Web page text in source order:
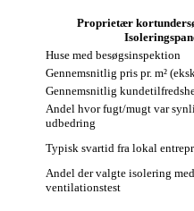
Proprietær
Huse med besøgsinspektion
Gennemsnitlig pris pr. m²
Gennemsnitlig
Andel hvor fugt/mugt var
udbedring
Typisk svartid fra lokal
Andel der valgte isolering
ventilationstest